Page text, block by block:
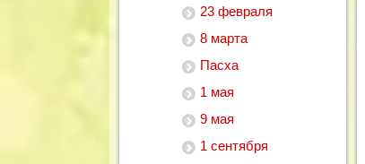
23 февраля
8 марта
Пасха
1 мая
9 мая
1 сентября